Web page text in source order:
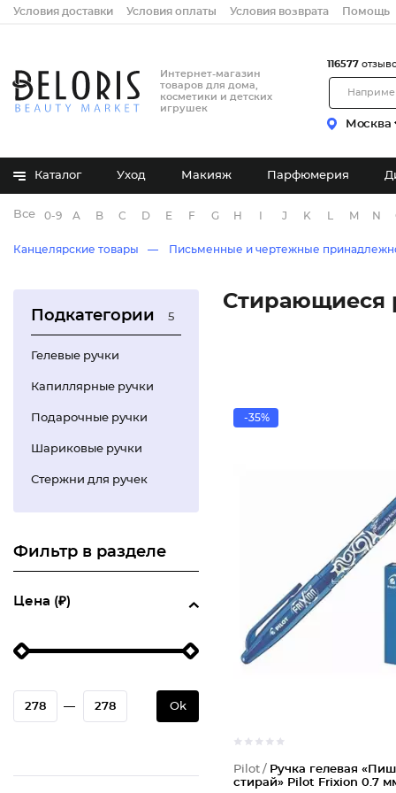
Условия доставки Условия оплаты Условия возврата Помощь
Интернет-магазин
товаров для дома,
косметики и детских
игрушек
Москва
116577
Каталог Уход Макияж Парфюмерия
Все бренды
0-9 A B C D E F G H J K M N
Канцелярские товары Письменные и чертежные
Подкатегории 5
Гелевые ручки
Капиллярные ручки
Подарочные ручки
Шариковые ручки
Стержни для ручек
Фильтр в разделе
Цена (₽)
— Ok
Стирающиеся
-35%
Pilot / Ручка гелевая
стирай» Pilot Frixion 0.7